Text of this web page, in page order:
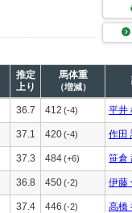
推定
上り
馬体重
（増減）
36.7 412 (-4) 平井
37.1 420(-4) 作田
37.3 484(+6) 笹倉
36.8 450(-2) 伊藤
37.4 446 (-2) 高橋